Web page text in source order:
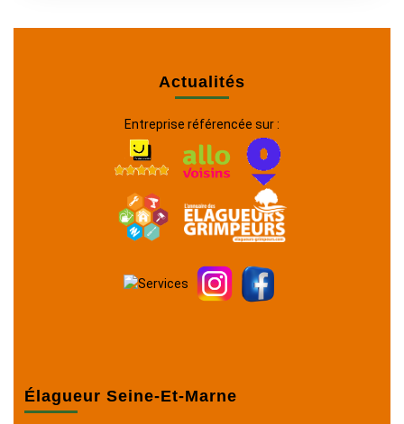
Actualités
Entreprise référencée sur :
Élagueur Seine-Et-Marne